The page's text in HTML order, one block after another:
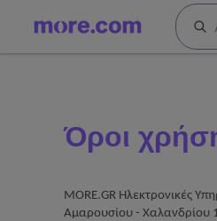
Όροι
MORE.GR Ηλεκτρονικές
Αμαρουσίου - Χαλανδρίου